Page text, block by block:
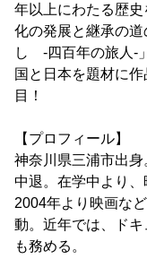
年以上にわたる歴
化の発展と継承の
し -四百年の旅人-
国と日本を題材に
目！
【プロフィール】
神奈川県三浦市出
中退。在学中より、
2004年より映画な
動。近年では、ド
も務める。